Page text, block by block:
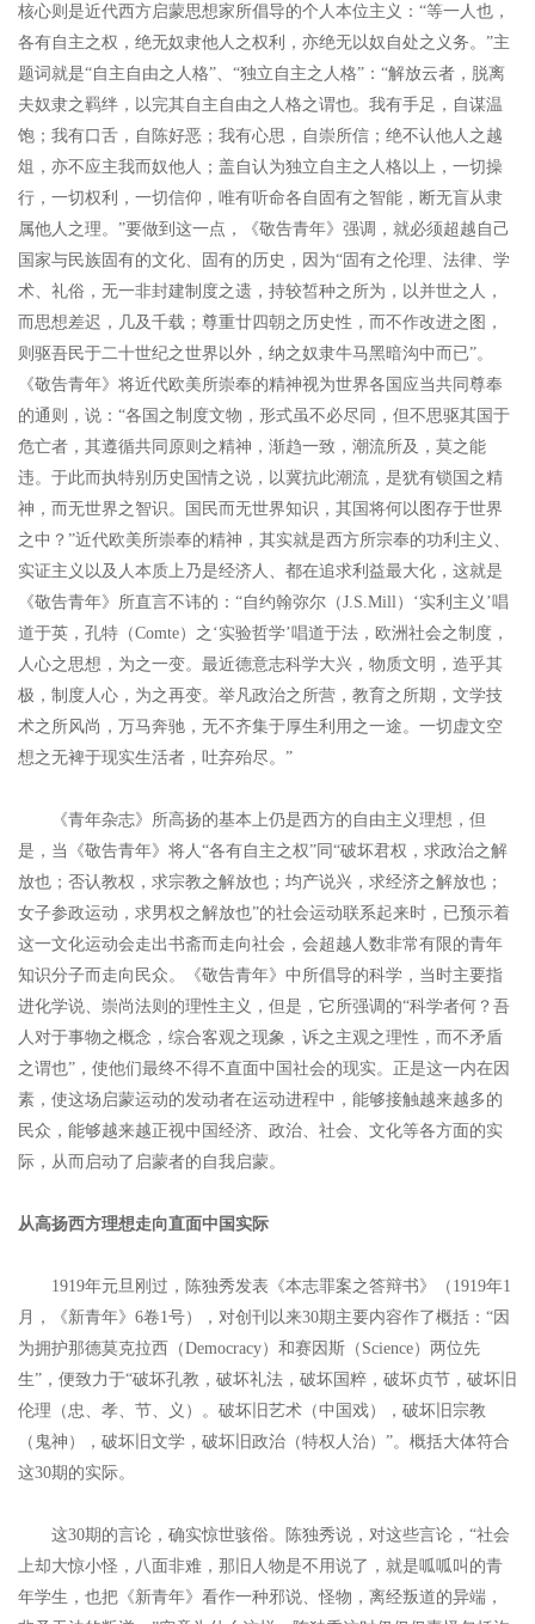
核心则是近代西方启蒙思想家所倡导的个人本位主义：“等一人也，
各有自主之权，绝无奴隶他人之权利，亦绝无以奴自处之义务。”主
题词就是“自主自由之人格”、“独立自主之人格”：“解放云者，脱离
夫奴隶之羁绊，以完其自主自由之人格之谓也。我有手足，自谋温
饱；我有口舌，自陈好恶；我有心思，自崇所信；绝不认他人之越
俎，亦不应主我而奴他人；盖自认为独立自主之人格以上，一切操
行，一切权利，一切信仰，唯有听命各自固有之智能，断无盲从隶
属他人之理。”要做到这一点，《敬告青年》强调，就必须超越自己
国家与民族固有的文化、固有的历史，因为“固有之伦理、法律、学
术、礼俗，无一非封建制度之遗，持较皙种之所为，以并世之人，
而思想差迟，几及千载；尊重廿四朝之历史性，而不作改进之图，
则驱吾民于二十世纪之世界以外，纳之奴隶牛马黑暗沟中而已”。
《敬告青年》将近代欧美所崇奉的精神视为世界各国应当共同尊奉
的通则，说：“各国之制度文物，形式虽不必尽同，但不思驱其国于
危亡者，其遵循共同原则之精神，渐趋一致，潮流所及，莫之能
违。于此而执特别历史国情之说，以冀抗此潮流，是犹有锁国之精
神，而无世界之智识。国民而无世界知识，其国将何以图存于世界
之中？”近代欧美所崇奉的精神，其实就是西方所宗奉的功利主义、
实证主义以及人本质上乃是经济人、都在追求利益最大化，这就是
《敬告青年》所直言不讳的：“自约翰弥尔（J.S.Mill）‘实利主义’唱
道于英，孔特（Comte）之‘实验哲学’唱道于法，欧洲社会之制度，
人心之思想，为之一变。最近德意志科学大兴，物质文明，造乎其
极，制度人心，为之再变。举凡政治之所营，教育之所期，文学技
术之所风尚，万马奔驰，无不齐集于厚生利用之一途。一切虚文空
想之无裨于现实生活者，吐弃殆尽。”
《青年杂志》所高扬的基本上仍是西方的自由主义理想，但
是，当《敬告青年》将人“各有自主之权”同“破坏君权，求政治之解
放也；否认教权，求宗教之解放也；均产说兴，求经济之解放也；
女子参政运动，求男权之解放也”的社会运动联系起来时，已预示着
这一文化运动会走出书斋而走向社会，会超越人数非常有限的青年
知识分子而走向民众。《敬告青年》中所倡导的科学，当时主要指
进化学说、崇尚法则的理性主义，但是，它所强调的“科学者何？吾
人对于事物之概念，综合客观之现象，诉之主观之理性，而不矛盾
之谓也”，使他们最终不得不直面中国社会的现实。正是这一内在因
素，使这场启蒙运动的发动者在运动进程中，能够接触越来越多的
民众，能够越来越正视中国经济、政治、社会、文化等各方面的实
际，从而启动了启蒙者的自我启蒙。
从高扬西方理想走向直面中国实际
1919年元旦刚过，陈独秀发表《本志罪案之答辩书》（1919年1
月，《新青年》6卷1号），对创刊以来30期主要内容作了概括：“因
为拥护那德莫克拉西（Democracy）和赛因斯（Science）两位先
生”，便致力于“破坏孔教，破坏礼法，破坏国粹，破坏贞节，破坏旧
伦理（忠、孝、节、义）。破坏旧艺术（中国戏），破坏旧宗教
（鬼神），破坏旧文学，破坏旧政治（特权人治）”。概括大体符合
这30期的实际。
这30期的言论，确实惊世骇俗。陈独秀说，对这些言论，“社会
上却大惊小怪，八面非难，那旧人物是不用说了，就是呱呱叫的青
年学生，也把《新青年》看作一种邪说、怪物，离经叛道的异端，